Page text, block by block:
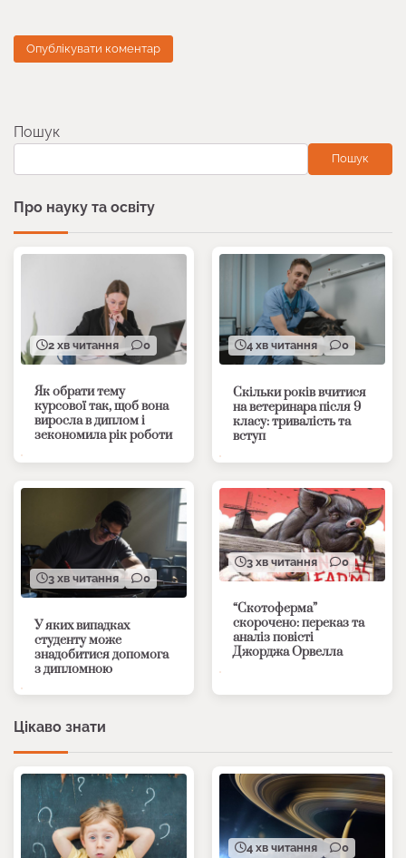
Пошук
Пошук
Про науку та освіту
2 хв читання 0
Як обрати тему
курсової так, щоб вона
виросла в диплом і
зекономила рік роботи
4 хв читання 0
Скільки років вчитися
на ветеринара після 9
класу: тривалість та
вступ
3 хв читання 0
У яких випадках
студенту може
знадобитися допомога
з дипломною
3 хв читання 0
“Скотоферма”
скорочено: переказ та
аналіз повісті
Джорджа Орвелла
Цікаво знати
4 хв читання 0